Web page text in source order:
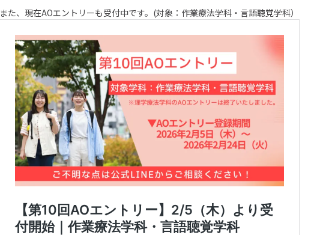
また、現在AOエントリーも受付中です。(対象：作業療法学科・言語聴覚学科）